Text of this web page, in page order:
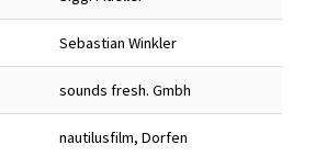
Sebastian Winkler
sounds fresh. Gmbh
nautilusfilm, Dorfen